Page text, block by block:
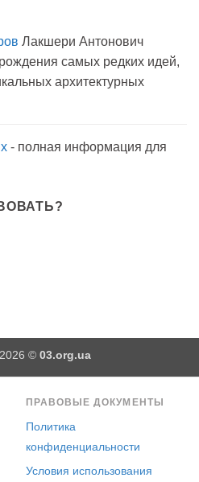
Лакшери Антонович
самых редких идей,
архитектурных
- полная информация для
© 03.org.ua
ПРАВОВЫЕ ДОКУМЕНТЫ
Политика
конфиденциальности
Условия использования